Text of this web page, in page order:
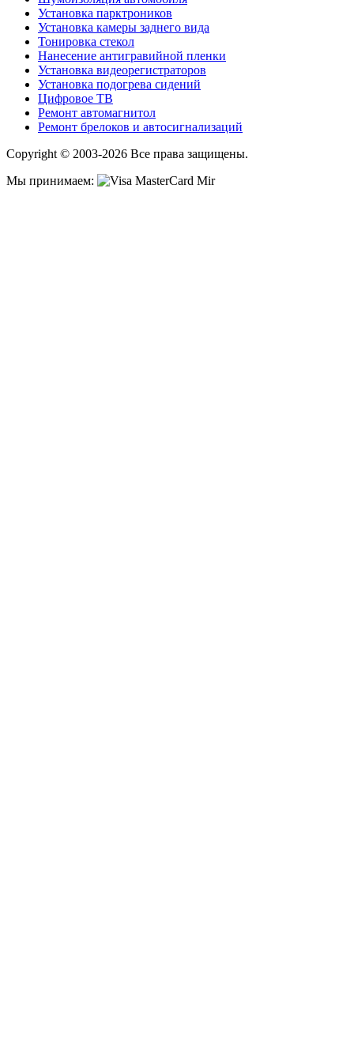
Установка парктроников
Установка камеры заднего вида
Тонировка стекол
Нанесение антигравийной пленки
Установка видеорегистраторов
Установка подогрева сидений
Цифровое ТВ
Ремонт автомагнитол
Ремонт брелоков и автосигнализаций
Copyright © 2003-2026 Все права защищены.
Мы принимаем: